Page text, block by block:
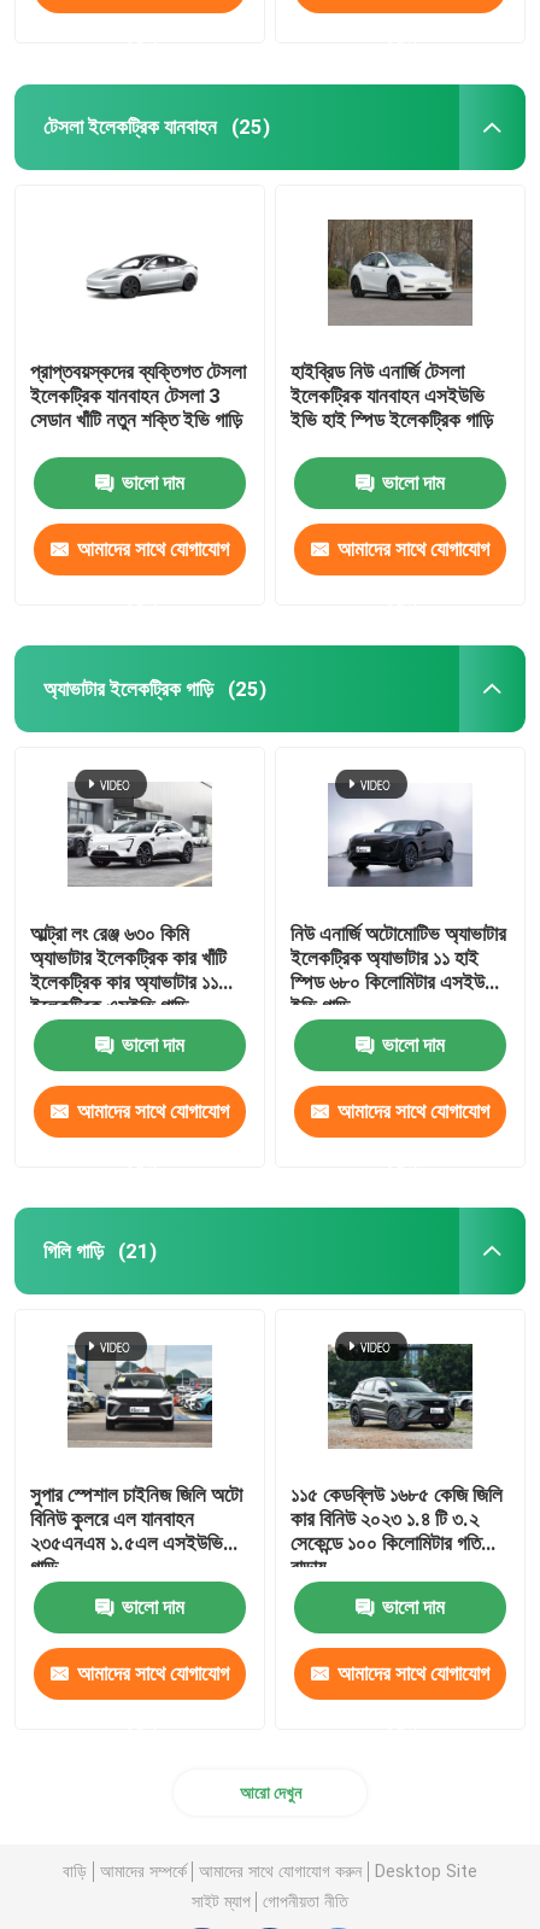
টেসলা ইলেকট্রিক যানবাহন (25)
প্রাপ্তবয়স্কদের ব্যক্তিগত টেসলা
ইলেকট্রিক যানবাহন টেসলা 3
সেডান খাঁটি নতুন শক্তি ইভি গাড়ি
ভালো দাম
আমাদের সাথে যোগাযোগ
হাইব্রিড নিউ এনার্জি টেসলা
ইলেকট্রিক যানবাহন এসইউভি
ইভি হাই স্পিড ইলেকট্রিক গাড়ি
ভালো দাম
আমাদের সাথে যোগাযোগ
অ্যাভাটার ইলেকট্রিক গাড়ি (25)
আল্ট্রা লং রেঞ্জ ৬৩০ কিমি
অ্যাভাটার ইলেকট্রিক কার খাঁটি
ইলেকট্রিক কার অ্যাভাটার ১১
ইলেকট্রিক এসইভি গাড়ি
ভালো দাম
আমাদের সাথে যোগাযোগ
নিউ এনার্জি অটোমোটিভ অ্যাভাটার
ইলেকট্রিক অ্যাভাটার ১১ হাই
স্পিড ৬৮০ কিলোমিটার এসইউভি
ইভি গাড়ি
ভালো দাম
আমাদের সাথে যোগাযোগ
গিলি গাড়ি (21)
সুপার স্পেশাল চাইনিজ জিলি অটো
বিনিউ কুলরে এল যানবাহন
২৩৫এনএম ১.৫এল এসইউভি
গাড়ি
ভালো দাম
আমাদের সাথে যোগাযোগ
১১৫ কেডব্লিউ ১৬৮৫ কেজি জিলি
কার বিনিউ ২০২৩ ১.৪ টি ৩.২
সেকেন্ডে ১০০ কিলোমিটার গতি
বাড়ায়
ভালো দাম
আমাদের সাথে যোগাযোগ
আরো দেখুন
বাড়ি আমাদের সম্পর্কে আমাদের সাথে যোগাযোগ করুন
Desktop Site
সাইট ম্যাপ
গোপনীয়তা নীতি